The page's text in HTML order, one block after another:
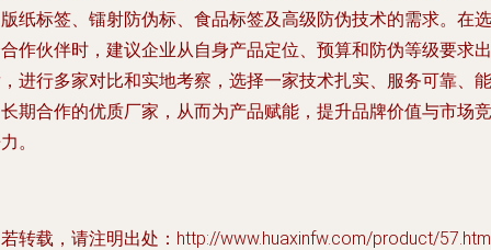
纸标签、镭射防伪标、食品标签及高级防伪技术的需求。在选
作伙伴时，建议企业从自身产品定位、预算和防伪等级要求出
进行多家对比和实地考察，选择一家技术扎实、服务可靠、能
期合作的优质厂家，从而为产品赋能，提升品牌价值与市场竞
。
转载，请注明出处：http://www.huaxinfw.com/product/